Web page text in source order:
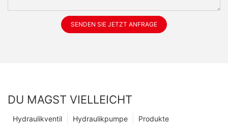
SENDEN SIE JETZT ANFRAGE
DU MAGST VIELLEICHT
Produkte
Hydraulikpumpe
Hydraulikventil